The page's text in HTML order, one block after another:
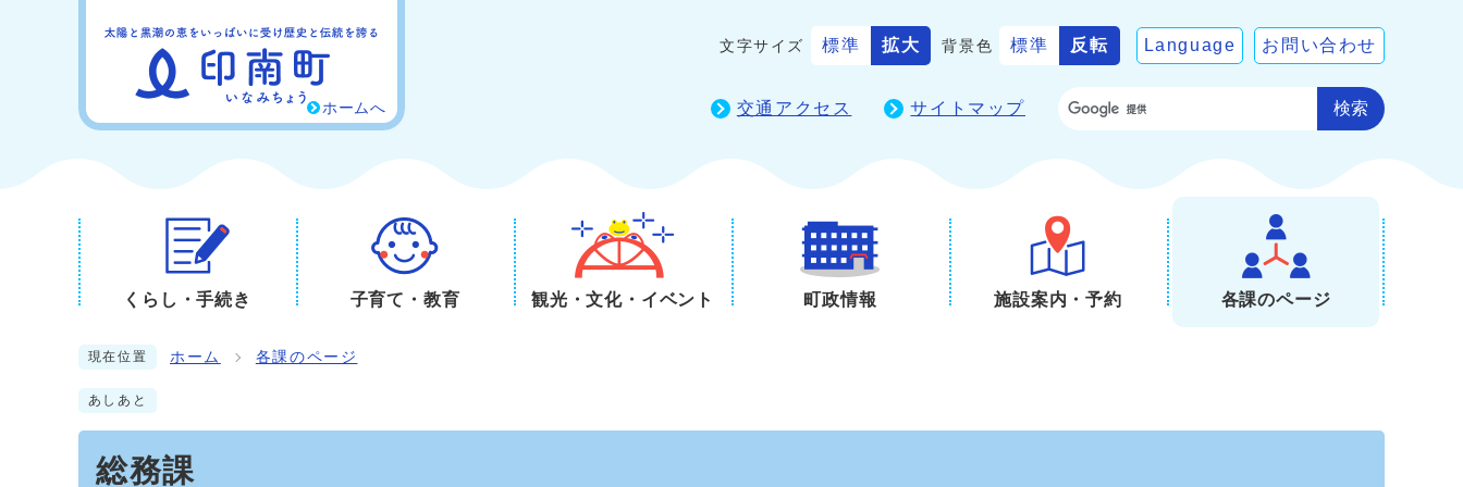
ホームへ
文字サイズ 標準 拡大 背景色 標準 反転 Language お問い合わせ
交通アクセス サイトマップ 検索
くらし・手続き 子育て・教育 観光・文化・イベント 町政情報 施設案内・予約 各課のページ
現在位置 ホーム 各課のページ
あしあと
総務課